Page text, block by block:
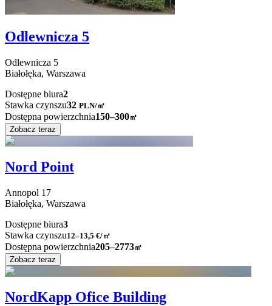
Odlewnicza 5
Odlewnicza 5
Białołęka, Warszawa
Dostępne biura2
Stawka czynszu32 PLN/㎡
Dostępna powierzchnia150–300㎡
Zobacz teraz
Nord Point
Annopol 17
Białołęka, Warszawa
Dostępne biura3
Stawka czynszu12–13,5 €/㎡
Dostępna powierzchnia205–2773㎡
Zobacz teraz
NordKapp Ofice Building